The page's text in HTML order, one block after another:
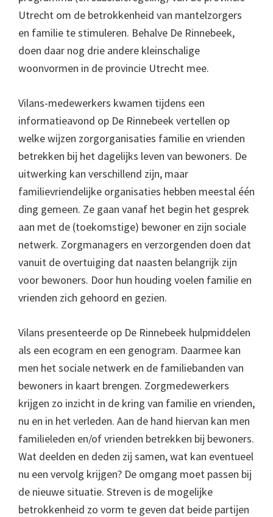
Utrecht om de betrokkenheid van mantelzorgers
en familie te stimuleren. Behalve De Rinnebeek,
doen daar nog drie andere kleinschalige
woonvormen in de provincie Utrecht mee.
Vilans-medewerkers kwamen tijdens een
informatieavond op De Rinnebeek vertellen op
welke wijzen zorgorganisaties familie en vrienden
betrekken bij het dagelijks leven van bewoners. De
uitwerking kan verschillend zijn, maar
familievriendelijke organisaties hebben meestal één
ding gemeen. Ze gaan vanaf het begin het gesprek
aan met de (toekomstige) bewoner en zijn sociale
netwerk. Zorgmanagers en verzorgenden doen dat
vanuit de overtuiging dat naasten belangrijk zijn
voor bewoners. Door hun houding voelen familie en
vrienden zich gehoord en gezien.
Vilans presenteerde op De Rinnebeek hulpmiddelen
als een ecogram en een genogram. Daarmee kan
men het sociale netwerk en de familiebanden van
bewoners in kaart brengen. Zorgmedewerkers
krijgen zo inzicht in de kring van familie en vrienden,
nu en in het verleden. Aan de hand hiervan kan men
familieleden en/of vrienden betrekken bij bewoners.
Wat deelden en deden zij samen, wat kan eventueel
nu een vervolg krijgen? De omgang moet passen bij
de nieuwe situatie. Streven is de mogelijke
betrokkenheid zo vorm te geven dat beide partijen